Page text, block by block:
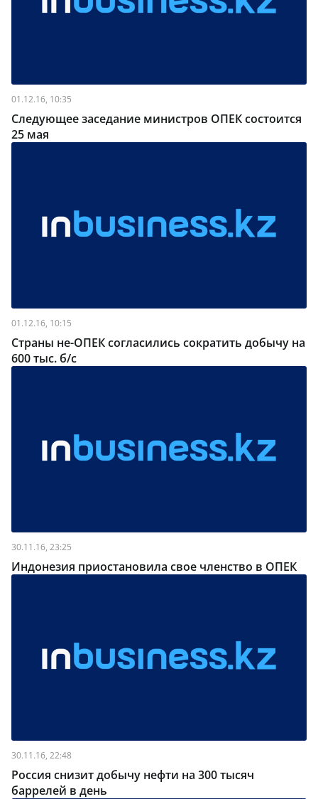
01.12.16, 10:35
Следующее заседание министров ОПЕК состоится
25 мая
01.12.16, 10:15
Страны не-ОПЕК согласились сократить добычу на
600 тыс. б/с
30.11.16, 23:25
Индонезия приостановила свое членство в ОПЕК
30.11.16, 22:48
Россия снизит добычу нефти на 300 тысяч
баррелей в день